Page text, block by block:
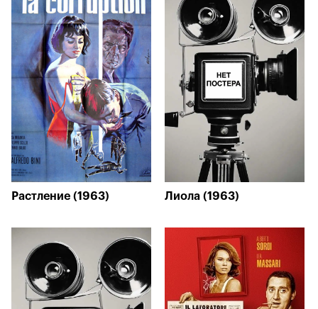
Растление (1963) Лиола (1963)